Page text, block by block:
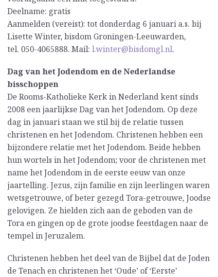
Deelname: gratis
Aanmelden (vereist): tot donderdag 6 januari a.s. bij
Lisette Winter, bisdom Groningen-Leeuwarden,
tel. 050-4065888. Mail: l.winter@bisdomgl.nl.
Dag van het Jodendom en de Nederlandse
bisschoppen
De Rooms-Katholieke Kerk in Nederland kent sinds
2008 een jaarlijkse Dag van het Jodendom. Op deze
dag in januari staan we stil bij de relatie tussen
christenen en het Jodendom. Christenen hebben een
bijzondere relatie met het Jodendom. Beide hebben
hun wortels in het Jodendom; voor de christenen met
name het Jodendom in de eerste eeuw van onze
jaartelling. Jezus, zijn familie en zijn leerlingen waren
wetsgetrouwe, of beter gezegd Tora-getrouwe, Joodse
gelovigen. Ze hielden zich aan de geboden van de
Tora en gingen op de grote joodse feestdagen naar de
tempel in Jeruzalem.
Christenen hebben het deel van de Bijbel dat de Joden
de Tenach en christenen het ‘Oude’ of ‘Eerste’